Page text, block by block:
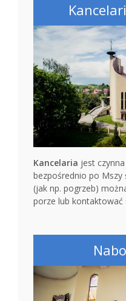
Kancelaria jest
bezpośrednio po Mszy
(jak np. pogrzeb)
porze lub kontaktować